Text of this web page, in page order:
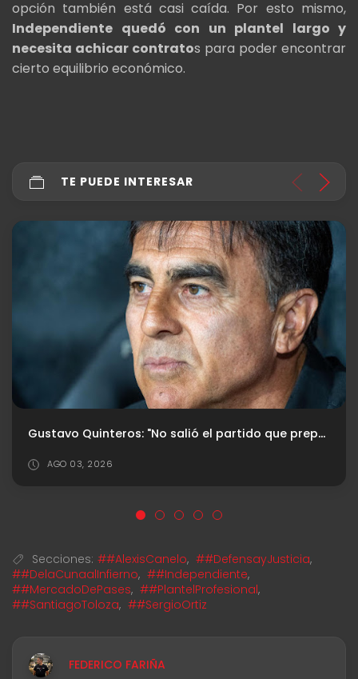
opción también está casi caída. Por esto mismo,
Independiente quedó con un plantel largo y
necesita achicar contratos para poder encontrar
cierto equilibrio económico.
TE PUEDE INTERESAR
Gustavo Quinteros: "No salió el partido que preparamos, no tuvimos elaboración"
Secciones: ##AlexisCanelo, ##DefensayJusticia,
##DelaCunaalInfierno, ##Independiente,
##MercadoDePases, ##PlantelProfesional,
##SantiagoToloza, ##SergioOrtiz
FEDERICO FARIÑA